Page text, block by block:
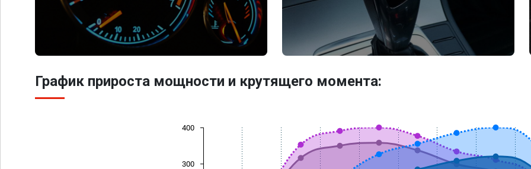
График прироста мощности и крутящего момента:
300
400